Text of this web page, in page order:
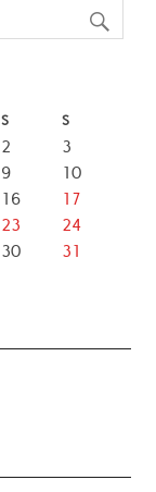
S S
2
3
9
10
16
17
23
24
30
31